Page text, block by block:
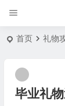
首页 礼物
毕业礼